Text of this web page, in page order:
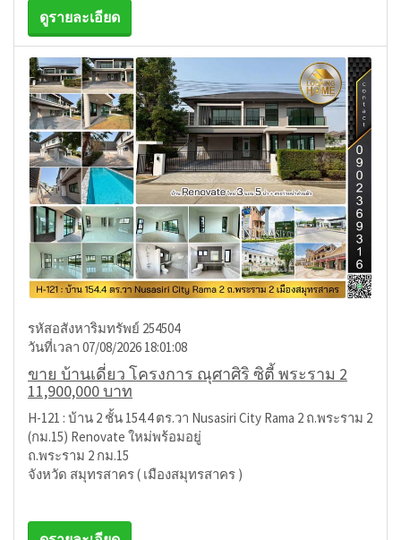
ดูรายละเอียด
รหัสอสังหาริมทรัพย์ 254504
วันที่เวลา 07/08/2026 18:01:08
ขาย บ้านเดี่ยว โครงการ ณุศาศิริ ซิตี้ พระราม 2
11,900,000 บาท
H-121 : บ้าน 2 ชั้น 154.4 ตร.วา Nusasiri City Rama 2 ถ.พระราม 2
(กม.15) Renovate ใหม่พร้อมอยู่
ถ.พระราม 2 กม.15
จังหวัด สมุทรสาคร ( เมืองสมุทรสาคร )